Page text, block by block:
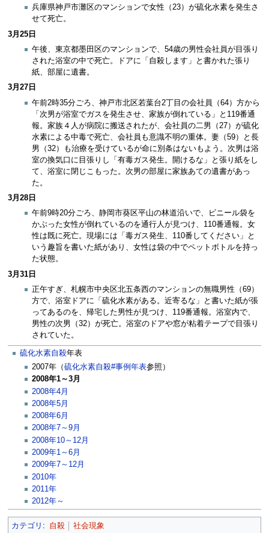
兵庫県神戸市灘区のマンションで女性（23）が硫化水素を発生さ
せて死亡。
3月25日
午後、東京都墨田区のマンションで、54歳の男性会社員が目張り
された浴室の中で死亡。ドアに「自殺します」と書かれた張り
紙、部屋に遺書。
3月27日
午前2時35分ごろ、神戸市北区若葉台2丁目の会社員（64）方から
「次男が浴室でガスを発生させ、家族が倒れている」と119番通
報。家族４人が病院に搬送されたが、会社員の二男（27）が硫化
水素による中毒で死亡、会社員も意識不明の重体。妻（59）と長
男（32）も治療を受けているが命に別条はないもよう。次男は浴
室の換気口に目張りし「有毒ガス発生。開けるな」と張り紙をし
て、浴室に閉じこもった。次男の部屋に家族あての遺書があっ
た。
3月28日
午前9時20分ごろ、静岡市葵区平山の林道沿いで、ビニール袋を
かぶった女性が倒れているのを通行人が見つけ、110番通報。女
性は既に死亡。現場には「毒ガス発生、110番してください」と
いう趣旨を書いた紙があり、女性は袋の中でペットボトルを持っ
た状態。
3月31日
正午すぎ、札幌市中央区北五条西のマンションの無職男性（69）
方で、浴室ドアに「硫化水素がある。近寄るな」と書いた紙が張
ってあるのを、帰宅した男性が見つけ、119番通報。浴室内で、
男性の次男（32）が死亡。浴室のドアや窓が粘着テープで目張り
されていた。
硫化水素自殺年表
2007年（硫化水素自殺#事例年表参照）
2008年1～3月
2008年4月
2008年5月
2008年6月
2008年7～9月
2008年10～12月
2009年1～6月
2009年7～12月
2010年
2011年
2012年～
カテゴリ : 自殺 社会現象